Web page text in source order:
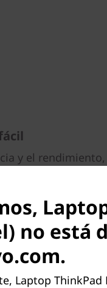
y el rendimiento,
permite hacer las
Intel
memoria, puede
También tiene la
a Internet más
de la compatibilidad del
no está
Laptop ThinkPad